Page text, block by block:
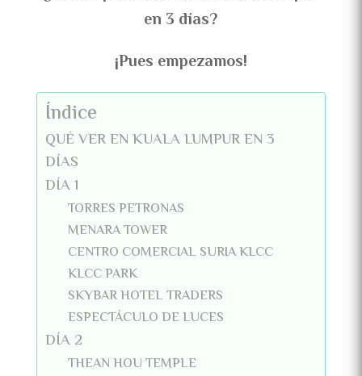
en 3 días?
¡Pues empezamos!
Índice
QUÉ VER EN KUALA LUMPUR EN 3
DÍAS
DÍA 1
TORRES PETRONAS
MENARA TOWER
CENTRO COMERCIAL SURIA KLCC
KLCC PARK
SKYBAR HOTEL TRADERS
ESPECTÁCULO DE LUCES
DÍA 2
THEAN HOU TEMPLE